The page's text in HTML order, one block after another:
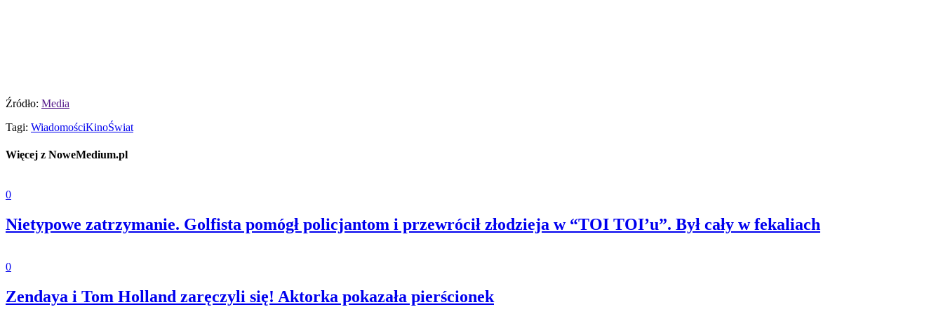
Źródło: Media
Tagi: WiadomościKinoŚwiat
Więcej z NoweMedium.pl
0
Nietypowe zatrzymanie. Golfista pomógł policjantom i przewrócił złodzieja w “TOI TOI’u”. Był cały w fekaliach
0
Zendaya i Tom Holland zaręczyli się! Aktorka pokazała pierścionek